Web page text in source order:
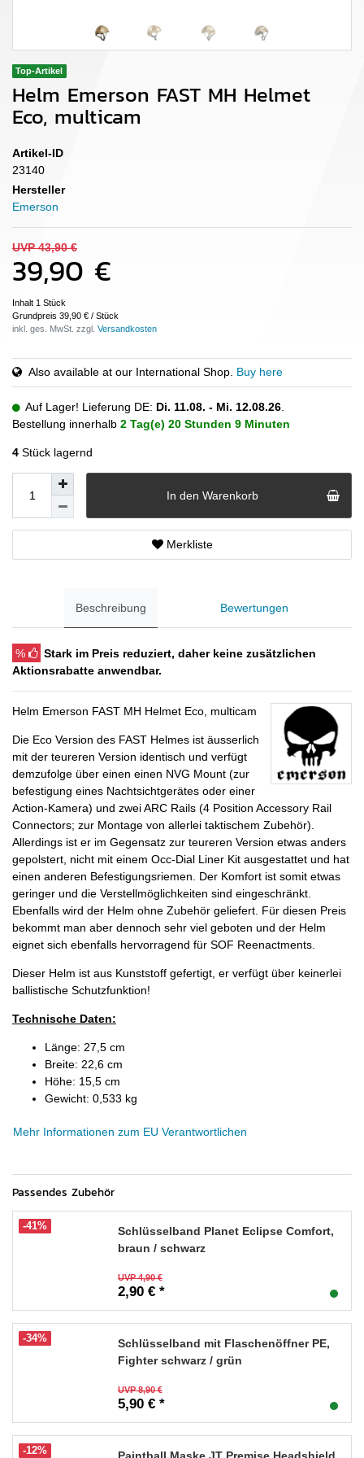
Top-Artikel
Helm Emerson FAST MH Helmet
Eco, multicam
Artikel-ID
23140
Hersteller
Emerson
UVP 43,90 €
39,90 €
Inhalt 1 Stück
Grundpreis 39,90 € / Stück
inkl. ges. MwSt. zzgl.
Also available at our International Shop. Buy here
Auf Lager! Lieferung DE: Di. 11.08. - Mi. 12.08.26
Bestellung innerhalb 2 Tag(e) 20 Stunden 9 Minuten
4 Stück lagernd
In den Warenkorb
Merkliste
Beschreibung Bewertungen
%
Stark im Preis reduziert, daher keine zusätzlichen
Aktionsrabatte anwendbar.
Helm Emerson FAST MH Helmet Eco, multicam
Die Eco Version des FAST Helmes ist äusserlich
mit der teureren Version identisch und verfügt
demzufolge über einen einen NVG Mount (zur
befestigung eines Nachtsichtgerätes oder einer
Action-Kamera) und zwei ARC Rails (4 Position Accessory Rail
Connectors; zur Montage von allerlei taktischem Zubehör).
Allerdings ist er im Gegensatz zur teureren Version etwas anders
gepolstert, nicht mit einem Occ-Dial Liner Kit ausgestattet und hat
einen anderen Befestigungsriemen. Der Komfort ist somit etwas
geringer und die Verstellmöglichkeiten sind eingeschränkt.
Ebenfalls wird der Helm ohne Zubehör geliefert. Für diesen Preis
bekommt man aber dennoch sehr viel geboten und der Helm
eignet sich ebenfalls hervorragend für SOF Reenactments.
Dieser Helm ist aus Kunststoff gefertigt, er verfügt über keinerlei
ballistische Schutzfunktion!
Technische Daten:
Länge: 27,5 cm
Breite: 22,6 cm
Höhe: 15,5 cm
Gewicht: 0,533 kg
Mehr Informationen zum EU Verantwortlichen
Passendes Zubehör
-41%
Schlüsselband Planet Eclipse Comfort,
braun / schwarz
UVP 4,90 €
2,90 € *
-34%
Schlüsselband mit Flaschenöffner PE,
Fighter schwarz / grün
UVP 8,90 €
5,90 € *
-12% Paintball Maske JT Premise Headshield